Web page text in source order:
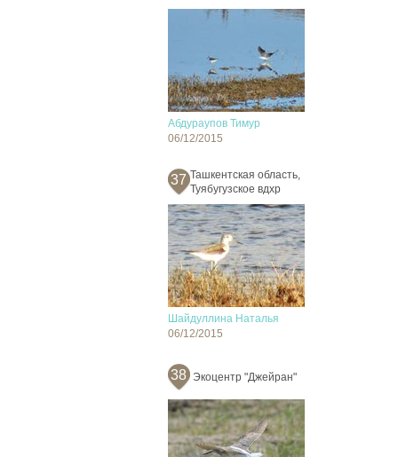
Абдураупов Тимур
06/12/2015
37 Ташкентская область,
Туябугузское вдхр
Шайдуллина Наталья
06/12/2015
38 Экоцентр "Джейран"